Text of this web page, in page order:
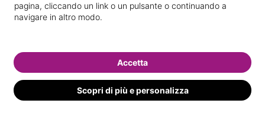
pagina, cliccando un link o un pulsante o continuando a
navigare in altro modo.
Scopri di più e personalizza
Accetta